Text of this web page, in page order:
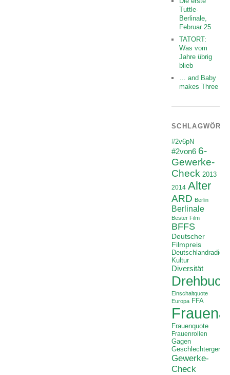
Tuttle-
Berlinale,
Februar 25
TATORT:
Was vom
Jahre übrig
blieb
… and Baby
makes Three
#2v6pN
#2von6 6-
Gewerke-
Check 2013
2014 Alter
ARD Berlin
Berlinale
Bester Film
BFFS
Deutscher
Filmpreis
Deutschlandradio
Kultur
Diversität
Drehbuch
Einschaltquote
Europa FFA
Frauenquote
Frauenrollen
Gagen
Gewerke-
Check